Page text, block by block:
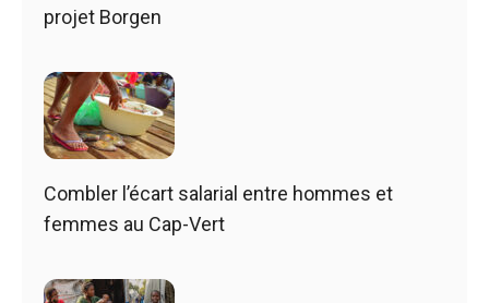
projet Borgen
Combler l’écart salarial entre hommes et
femmes au Cap-Vert